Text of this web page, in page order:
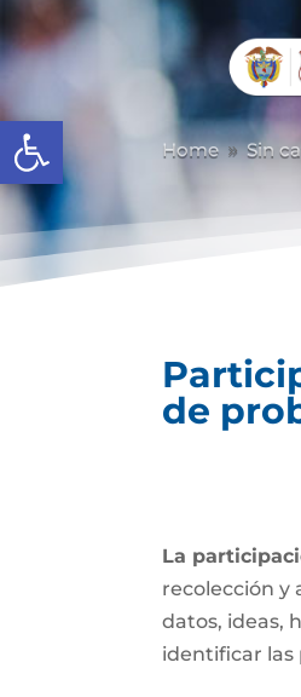
Abrir barra de herramientas
Home 9 Sin
de
La
recolección y
datos, ideas,
identificar las